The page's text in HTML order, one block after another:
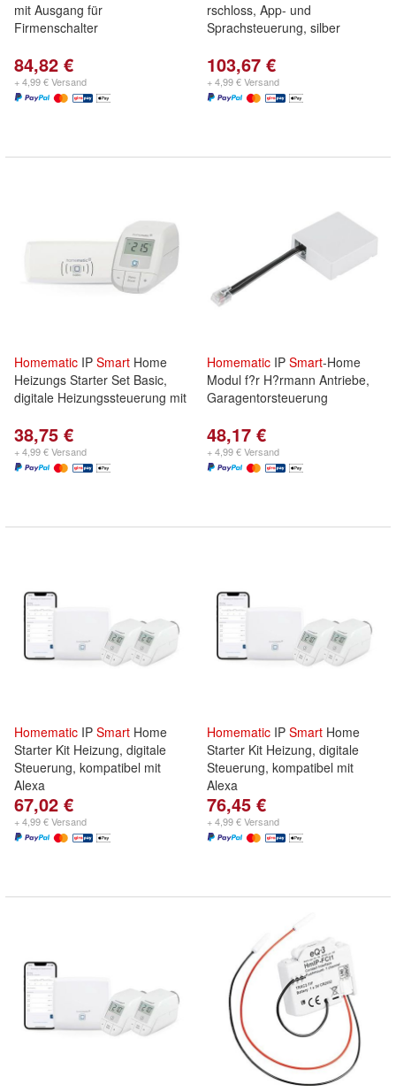
mit Ausgang für
Firmenschalter
84,82 €
+ 4,99 € Versand
rschloss, App- und
Sprachsteuerung, silber
103,67 €
+ 4,99 € Versand
Homematic IP Smart Home
Heizungs Starter Set Basic,
digitale Heizungssteuerung mit
38,75 €
+ 4,99 € Versand
Homematic IP Smart-Home
Modul f?r H?rmann Antriebe,
Garagentorsteuerung
48,17 €
+ 4,99 € Versand
Homematic IP Smart Home
Starter Kit Heizung, digitale
Steuerung, kompatibel mit
Alexa
67,02 €
+ 4,99 € Versand
Homematic IP Smart Home
Starter Kit Heizung, digitale
Steuerung, kompatibel mit
Alexa
76,45 €
+ 4,99 € Versand